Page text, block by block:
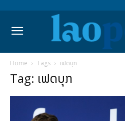
Home Tags ເຟດບຸກ
Tag: ເຟດບຸກ